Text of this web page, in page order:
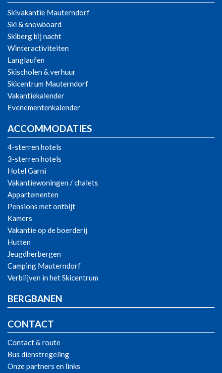
Skivakantie Mauterndorf
Ski & snowboard
Skiberg bij nacht
Winteractiviteiten
Langlaufen
Skischolen & verhuur
Skicentrum Mauterndorf
Vakantiekalender
Evenementenkalender
ACCOMMODATIES
4-sterren hotels
3-sterren hotels
Hotel Garni
Vakantiewoningen / chalets
Appartementen
Pensions met ontbijt
Kamers
Vakantie op de boerderij
Hutten
Jeugdherbergen
Camping Mauterndorf
Verblijven in het Skicentrum
BERGBANEN
CONTACT
Contact & route
Bus dienstregeling
Onze partners en links